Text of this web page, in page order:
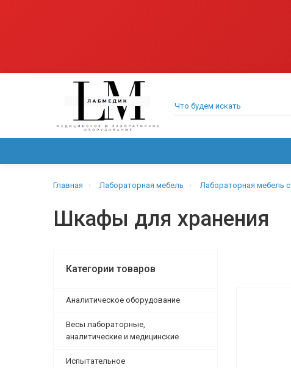
Главная Лабораторная мебель Лабораторная мебель
Шкафы для хранения
Категории товаров
Аналитическое оборудование
Весы лабораторные,
аналитические и медицинские
Испытательное